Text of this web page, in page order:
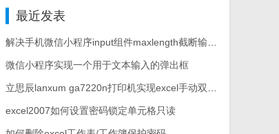
最近发表
微信小程序实现一个用于文本输入的弹出框
excel2007如何设置密码锁定单元格只读